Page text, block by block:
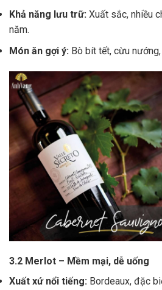
Khả năng lưu trữ: Xuất sắc, nhiều
năm.
Món ăn gợi ý: Bò bít tết, cừu
3.2 Merlot – Mềm mại, dễ uống
Xuất xứ nổi tiếng: Bordeaux, đặc